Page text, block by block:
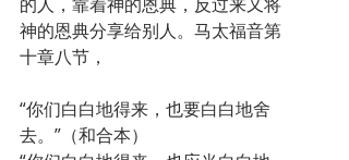
神的恩典分享给别人。马太福音第
十章八节，
“你们白白地得来，也要白白地舍
去。”（和合本）